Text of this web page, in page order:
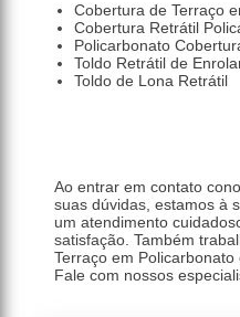
Cobertura de Terraço
Cobertura Retrátil
Policarbonato
Toldo Retrátil de
Toldo de Lona Retrátil
Ao entrar em contato
suas dúvidas, estamos à
um atendimento
satisfação. Também
Terraço em Policarbonato
Fale com nossos